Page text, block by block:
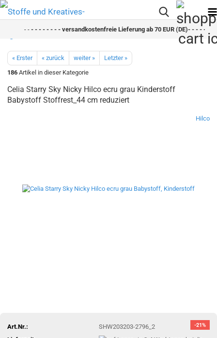
- - - - - - - - versandkostenfreie Lieferung ab 70 EUR (DE)- - - - - - -
« Erster « zurück weiter »
Letzter »
186 Artikel in dieser Kategorie
Celia Starry Sky Nicky Hilco ecru grau Kinderstoff
Babystoff Stoffrest_44 cm reduziert
Hilco
-21%
Art.Nr.:
SHW203203-2796_2